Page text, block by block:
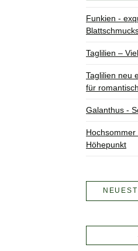
Funkien -
Taglilien –
Taglilien neu
für
Galanthus -
Höhepunkt